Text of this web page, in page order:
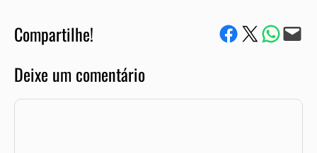
Compartilhe! Compartilhe no Facebook
Compartilhe no Twitter
Compartile via
Envie via e-mail
Deixe um comentário
Comentário